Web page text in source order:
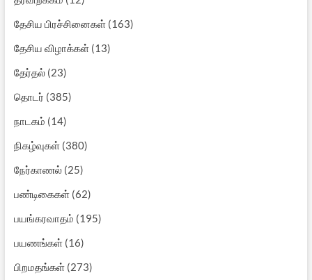
தேசிய பிரச்சினைகள்(163)
தேசிய விழாக்கள்(13)
தேர்தல்(23)
தொடர் (385)
நாடகம் (14)
நிகழ்வுகள்(380)
நேர்காணல்(25)
பண்டிகைகள்(62)
பயங்கரவாதம் (195)
பயணங்கள்(16)
பிறமதங்கள்(273)